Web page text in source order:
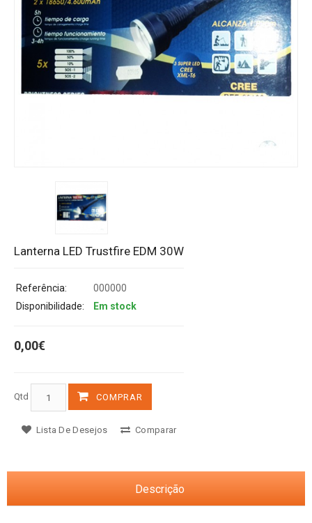
Lanterna LED Trustfire EDM 30W
Referência:
000000
Disponibilidade:
Em stock
0,00€
Qtd COMPRAR
Lista De Desejos Comparar
Descrição